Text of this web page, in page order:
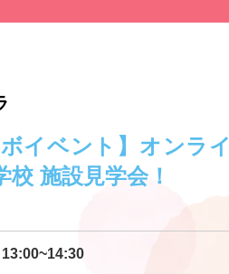
イベント】オンライ
施設見学会！